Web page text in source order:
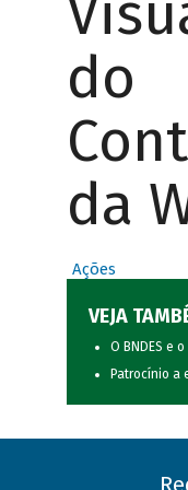
do
da
Ações
VEJA
O BNDES e
Patrocínio a